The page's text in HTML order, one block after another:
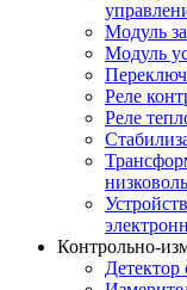
Модуль
Модуль
Реле
Реле
Контрольно-